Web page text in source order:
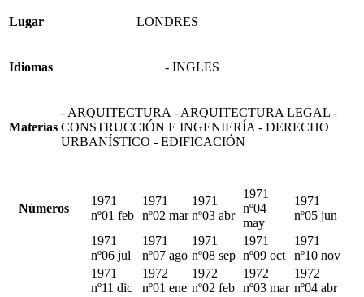
Lugar LONDRES
Idiomas - INGLES
Materias
- ARQUITECTURA - ARQUITECTURA LEGAL -
CONSTRUCCIÓN E INGENIERÍA - DERECHO
URBANÍSTICO - EDIFICACIÓN
Números
1971
nº01 feb
1971
nº02 mar
1971
nº03 abr
1971
nº04
may
1971
nº05 jun
1971
nº06 jul
1971
nº07 ago
1971
nº08 sep
1971
nº09 oct
1971
nº10 nov
1971
nº11 dic
1972
nº01 ene
1972
nº02 feb
1972
nº03 mar
1972
nº04 abr